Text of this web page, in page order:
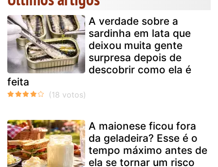
A verdade sobre a
sardinha em lata que
deixou muita gente
surpresa depois de
descobrir como ela é
feita
A maionese ficou fora
da geladeira? Esse é o
tempo máximo antes de
ela se tornar um risco